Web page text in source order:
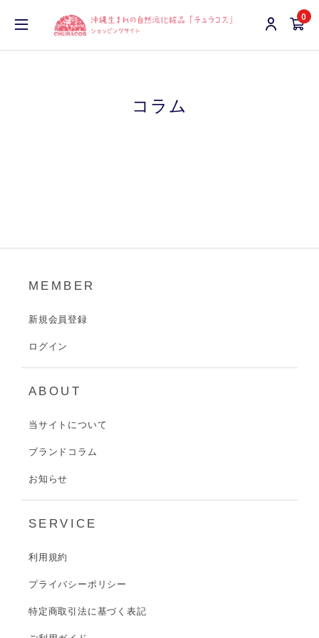
0
コラム
MEMBER
新規会員登録
ログイン
ABOUT
当サイトについて
ブランドコラム
お知らせ
SERVICE
利用規約
プライバシーポリシー
特定商取引法に基づく表記